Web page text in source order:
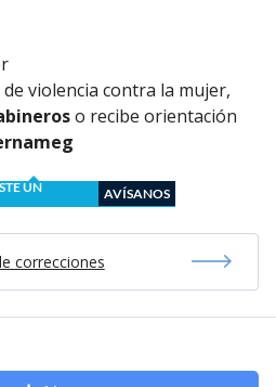
violencia contra la mujer,
o recibe orientación
UN
AVÍSANOS
correcciones